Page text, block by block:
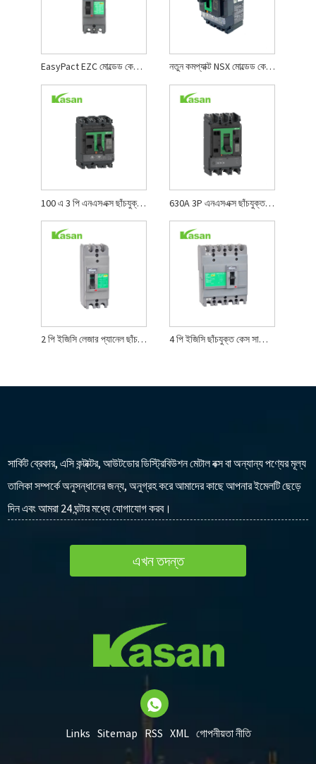
EasyPact EZC মোল্ডেড কেস সার্কিট ব্রেকার MCCB নতুন কমপ্যাক্ট NSX মোল্ডেড কেস সার্কিট ব্রেকার NSX250F MCCB
100 এ 3 পি এনএসএক্স ছাঁচযুক্ত কেস সার্কিট ব্রেকার 630A 3P এনএসএক্স ছাঁচযুক্ত কেস সার্কিট ব্রেকার
2 পি ইজিসি লেজার প্যানেল ছাঁচযুক্ত কেস সার্কিট ব্রেকার 4 পি ইজিসি ছাঁচযুক্ত কেস সার্কিট ব্রেকার
সার্কিট ব্রেকার, এসি কন্টাক্টর, আউটডোর ডিস্ট্রিবিউশন মেটাল বক্স বা অন্যান্য পণ্যের মূল্য
তালিকা সম্পর্কে অনুসন্ধানের জন্য, অনুগ্রহ করে আমাদের কাছে আপনার ইমেলটি ছেড়ে
দিন এবং আমরা 24 ঘন্টার মধ্যে যোগাযোগ করব।
এখন তদন্ত
Links Sitemap RSS XML গোপনীয়তা নীতি